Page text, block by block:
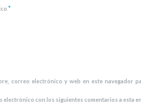
*
correo electrónico y web en este navegador
electrónico con los siguientes comentarios a esta